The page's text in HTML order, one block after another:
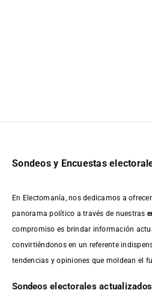
Sondeos y Encuestas
En Electomanía, nos dedicamos a
panorama político a través de nuestras
compromiso es brindar información
convirtiéndonos en un referente
tendencias y opiniones que moldean el
Sondeos electorales